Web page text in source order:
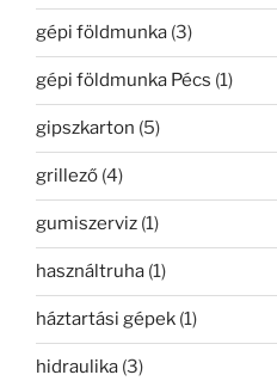
gépi földmunka (3)
gépi földmunka Pécs (1)
gipszkarton (5)
grillező (4)
gumiszerviz (1)
használtruha (1)
háztartási gépek (1)
hidraulika (3)